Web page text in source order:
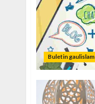
Buletin gaulislam